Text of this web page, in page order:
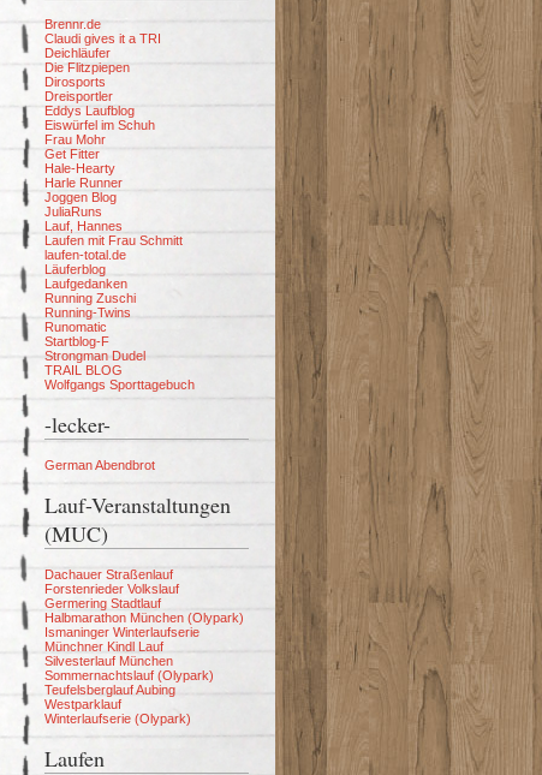
Brennr.de
Claudi gives it a TRI
Deichläufer
Die Flitzpiepen
Dirosports
Dreisportler
Eddys Laufblog
Eiswürfel im Schuh
Frau Mohr
Get Fitter
Hale-Hearty
Harle Runner
Joggen Blog
JuliaRuns
Lauf, Hannes
Laufen mit Frau Schmitt
laufen-total.de
Läuferblog
Laufgedanken
Running Zuschi
Running-Twins
Runomatic
Startblog-F
Strongman Dudel
TRAIL BLOG
Wolfgangs Sporttagebuch
-lecker-
German Abendbrot
Lauf-Veranstaltungen
(MUC)
Dachauer Straßenlauf
Forstenrieder Volkslauf
Germering Stadtlauf
Halbmarathon München (Olypark)
Ismaninger Winterlaufserie
Münchner Kindl Lauf
Silvesterlauf München
Sommernachtslauf (Olypark)
Teufelsberglauf Aubing
Westparklauf
Winterlaufserie (Olypark)
Laufen